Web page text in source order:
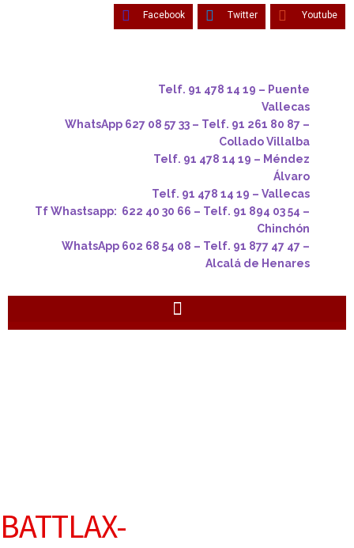
Facebook Twitter Youtube
Telf. 91 478 14 19 – Puente
Vallecas
WhatsApp 627 08 57 33 – Telf. 91 261 80 87 –
Collado Villalba
Telf. 91 478 14 19 – Méndez
Álvaro
Telf. 91 478 14 19 – Vallecas
Tf Whastsapp: 622 40 30 66 – Telf. 91 894 03 54 –
Chinchón
WhatsApp 602 68 54 08 – Telf. 91 877 47 47 –
Alcalá de Henares
BATTLAX-